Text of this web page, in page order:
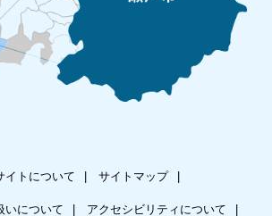
イトについて サイトマップ
いについて アクセシビリティについて